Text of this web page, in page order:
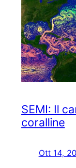
SEMI: Il
coralline
Ott 14,